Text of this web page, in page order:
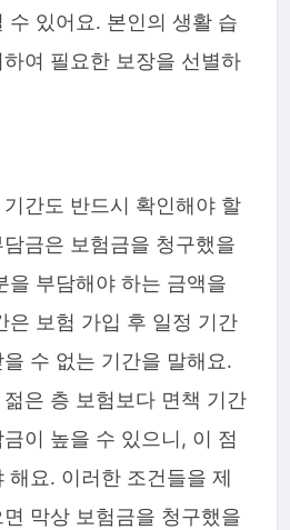
수 있어요. 본인의 생활 습
여 필요한 보장을 선별하
간도 반드시 확인해야 할
금은 보험금을 청구했을
을 부담해야 하는 금액을
은 보험 가입 후 일정 기간
수 없는 기간을 말해요.
은 층 보험보다 면책 기간
이 높을 수 있으니, 이 점
해요. 이러한 조건들을 제
막상 보험금을 청구했을